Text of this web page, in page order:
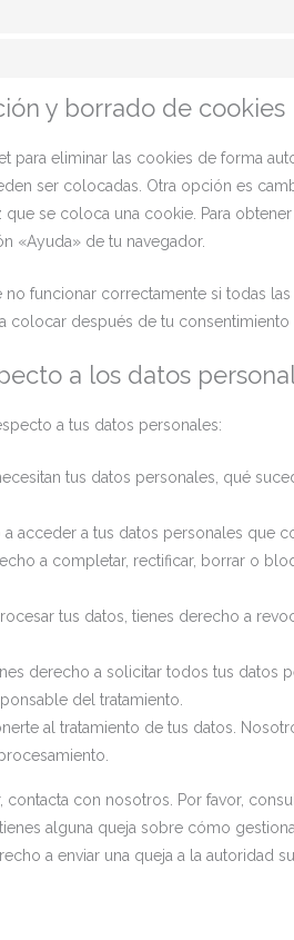
y borrado de cookies
para eliminar las cookies de forma
ser colocadas. Otra opción es
se coloca una cookie. Para
«Ayuda» de tu navegador.
funcionar correctamente si todas
colocar después de tu consentimiento
a los datos
a tus datos personales:
tus datos personales, qué
acceder a tus datos personales que
a completar, rectificar, borrar o
tus datos, tienes derecho a
derecho a solicitar todos tus datos
del tratamiento.
al tratamiento de tus datos.
contacta con nosotros. Por favor,
alguna queja sobre cómo
a enviar una queja a la autoridad